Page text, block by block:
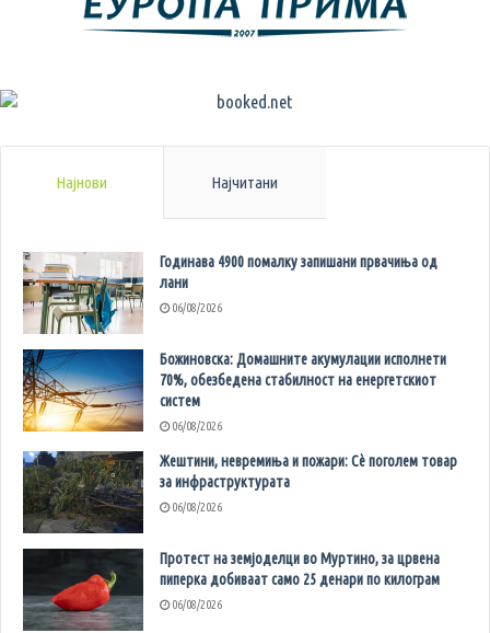
Најнови Најчитани
Годинава 4900 помалку запишани првачиња од
лани
06/08/2026
Божиновска: Домашните акумулации исполнети
70%, обезбедена стабилност на енергетскиот
систем
06/08/2026
Жештини, невремиња и пожари: Сè поголем товар
за инфраструктурата
06/08/2026
Протест на земјоделци во Муртино, за црвена
пиперка добиваат само 25 денари по килограм
06/08/2026